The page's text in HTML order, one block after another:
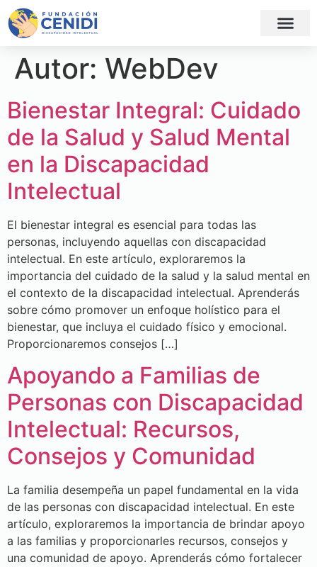
Autor: WebDev
Bienestar Integral: Cuidado
de la Salud y Salud Mental
en la Discapacidad
Intelectual
El bienestar integral es esencial para todas las
personas, incluyendo aquellas con discapacidad
intelectual. En este artículo, exploraremos la
importancia del cuidado de la salud y la salud mental en
el contexto de la discapacidad intelectual. Aprenderás
sobre cómo promover un enfoque holístico para el
bienestar, que incluya el cuidado físico y emocional.
Proporcionaremos consejos […]
Apoyando a Familias de
Personas con Discapacidad
Intelectual: Recursos,
Consejos y Comunidad
La familia desempeña un papel fundamental en la vida
de las personas con discapacidad intelectual. En este
artículo, exploraremos la importancia de brindar apoyo
a las familias y proporcionarles recursos, consejos y
una comunidad de apoyo. Aprenderás cómo fortalecer